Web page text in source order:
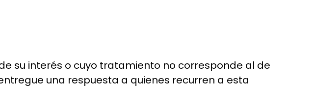
su interés o cuyo tratamiento no corresponde al de
una respuesta a quienes recurren a esta